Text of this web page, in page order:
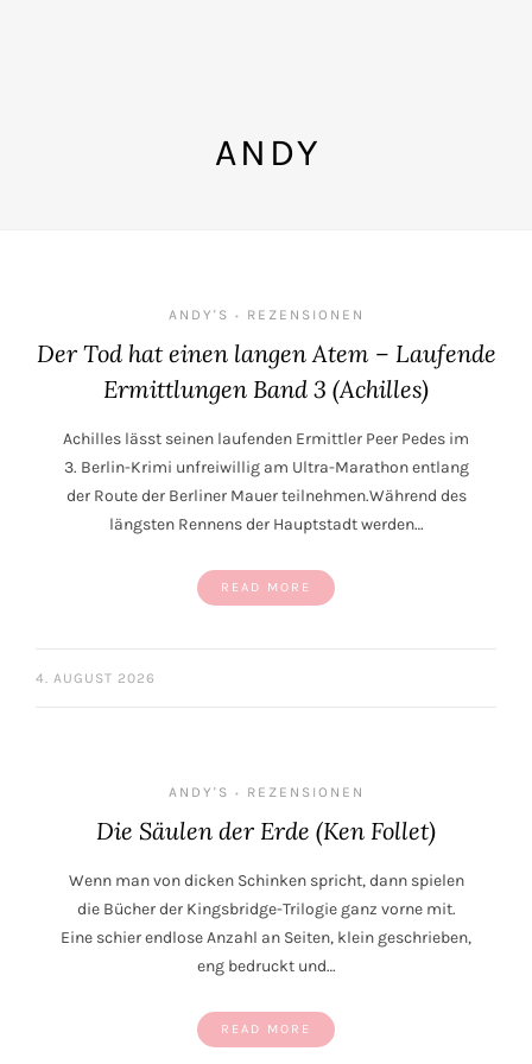
ANDY
ANDY'S • REZENSIONEN
Der Tod hat einen langen Atem – Laufende
Ermittlungen Band 3 (Achilles)
Achilles lässt seinen laufenden Ermittler Peer Pedes im
3. Berlin-Krimi unfreiwillig am Ultra-Marathon entlang
der Route der Berliner Mauer teilnehmen.Während des
längsten Rennens der Hauptstadt werden…
READ MORE
4. AUGUST 2026
ANDY'S • REZENSIONEN
Die Säulen der Erde (Ken Follet)
Wenn man von dicken Schinken spricht, dann spielen
die Bücher der Kingsbridge-Trilogie ganz vorne mit.
Eine schier endlose Anzahl an Seiten, klein geschrieben,
eng bedruckt und…
READ MORE